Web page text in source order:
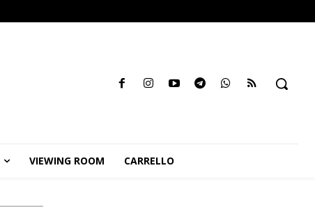
VIEWING ROOM CARRELLO